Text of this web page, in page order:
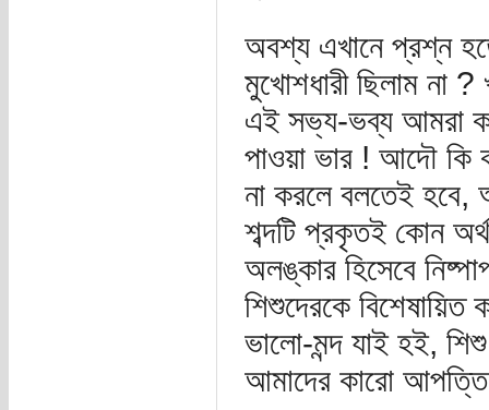
অবশ্য এখানে প্রশ্ন
মুখোশধারী ছিলাম না
এই সভ্য-ভব্য আমরা
পাওয়া ভার ! আদৌ কি
না করলে বলতেই
শব্দটি প্রকৃতই কোন
অলঙ্কার হিসেবে
শিশুদেরকে
ভালো-মন্দ যাই হই,
আমাদের কারো আপত্তি